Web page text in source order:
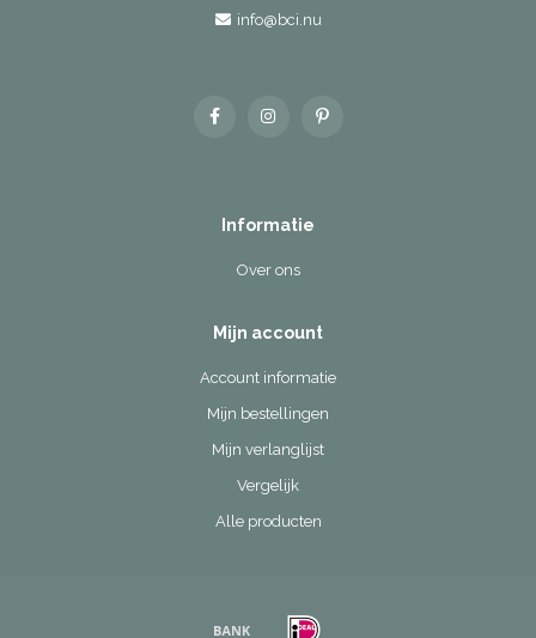
info@bci.nu
Informatie
Over ons
Mijn account
Account informatie
Mijn bestellingen
Mijn verlanglijst
Vergelijk
Alle producten